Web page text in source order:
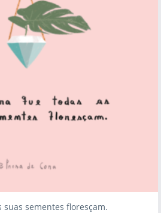
sementes floresçam.